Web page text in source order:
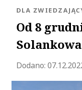
Od 8
KATEGORIA:
DLA
Dodano: